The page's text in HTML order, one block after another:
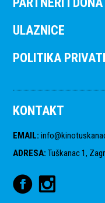
ULAZNICE
POLITIKA
KONTAKT
EMAIL:
ADRESA: Tuškanac 1,